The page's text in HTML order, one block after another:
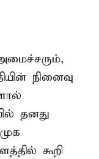
நினைவு
தனது
கூறி